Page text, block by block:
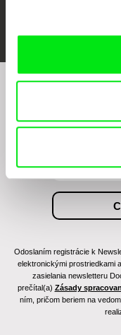
Chcete byť
Odoslaním registrácie k
elektronickými prostriedkami
zasielania newsletteru
prečítal(a) Zásady
ním, pričom beriem na